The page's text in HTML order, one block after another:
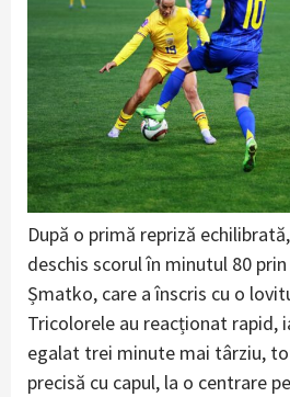
După o primă repriză
deschis scorul în minutul 80
Șmatko, care a înscris cu o
Tricolorele au reacționat rapid,
egalat trei minute mai târziu,
precisă cu capul, la o centrare